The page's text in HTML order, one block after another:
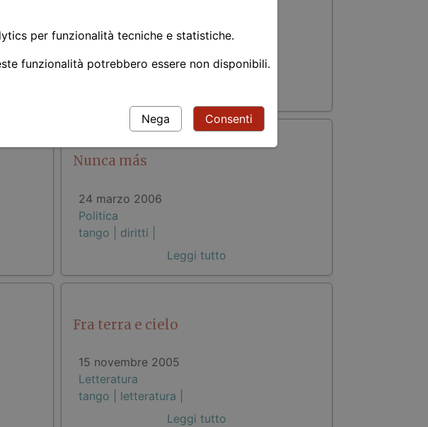
Danza
Nunca más
24 marzo 2006
Politica
tango | diritti |
Leggi tutto
Fra terra e cielo
15 novembre 2005
Letteratura
tango | letteratura |
Leggi tutto
per funzionalità tecniche e statistiche.
funzionalità potrebbero essere non disponibili.
Nega Consenti